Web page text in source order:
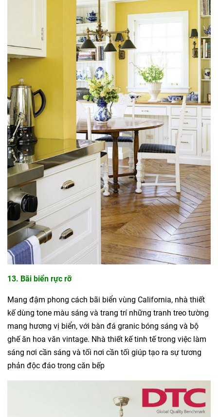
13. Bãi biển rực rỡ
Mang đậm phong cách bãi biển vùng California, nhà thiết
kế dùng tone màu sáng và trang trí những tranh treo tường
mang hương vị biển, với bàn đá granic bóng sáng và bộ
ghế ăn hoa văn vintage. Nhà thiết kế tinh tế trong việc làm
sáng nơi cần sáng và tối nơi cần tối giúp tạo ra sự tương
phản độc đáo trong căn bếp